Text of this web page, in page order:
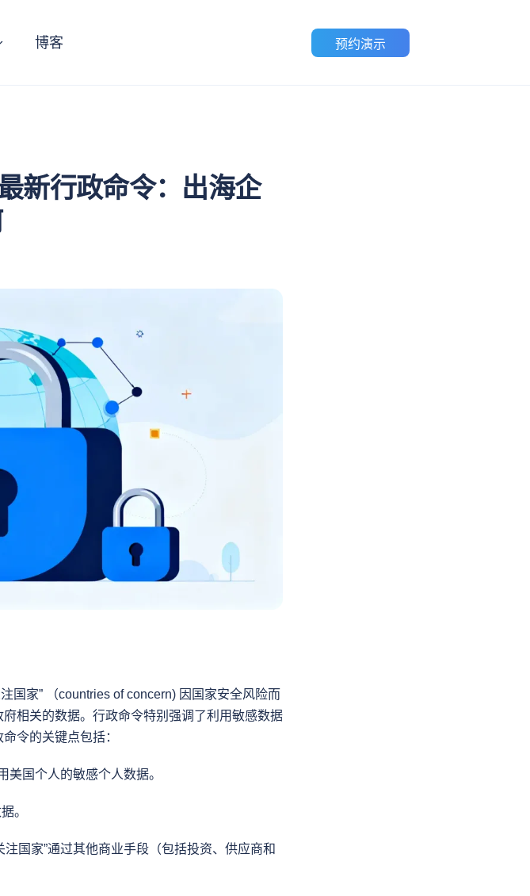
博客 预约演示
新行政命令：出海企
国家” （countries of concern) 因国家安全风险而
相关的数据。行政命令特别强调了利用敏感数据
令的关键点包括：
美国个人的敏感个人数据。
。
国家”通过其他商业手段（包括投资、供应商和